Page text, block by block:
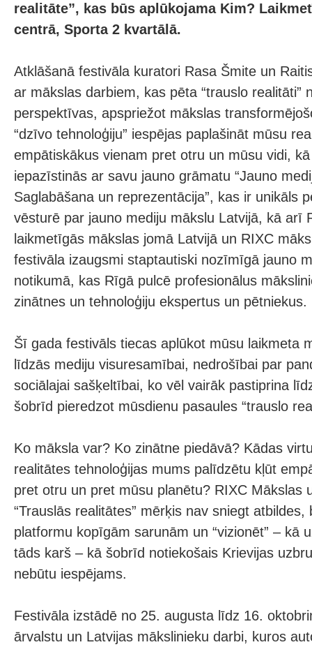
realitāte”, kas būs aplūkojama Kim?
centrā, Sporta 2 kvartālā.
Atklāšanā festivāla kuratori Rasa Šmite un
ar mākslas darbiem, kas pēta “trauslo realitāti”
perspektīvas, apspriežot mākslas
“dzīvo tehnoloģiju” iespējas paplašināt mūsu
empātiskākus vienam pret otru un mūsu vidi,
iepazīstinās ar savu jauno grāmatu “Jauno
Saglabāšana un reprezentācija”, kas ir unikāls
vēsturē par jauno mediju mākslu Latvijā, kā arī
laikmetīgās mākslas jomā Latvijā un RIXC
festivāla izaugsmi staptautiski nozīmīgā jauno
notikumā, kas Rīgā pulcē profesionālus
zinātnes un tehnoloģiju ekspertus un pētniekus.
Šī gada festivāls tiecas aplūkot mūsu laikmeta
līdzās mediju visuresamībai, nedrošībai par
sociālajai sašķeltībai, ko vēl vairāk pastiprina
šobrīd pieredzot mūsdienu pasaules “trauslo
Ko māksla var? Ko zinātne piedāvā? Kādas
realitātes tehnoloģijas mums palīdzētu kļūt
pret otru un pret mūsu planētu? RIXC Mākslas
“Trauslās realitātes” mērķis nav sniegt
platformu kopīgām sarunām un “vizionēt” – kā
tāds karš – kā šobrīd notiekošais Krievijas
nebūtu iespējams.
Festivāla izstādē no 25. augusta līdz 16.
ārvalstu un Latvijas mākslinieku darbi, kuros